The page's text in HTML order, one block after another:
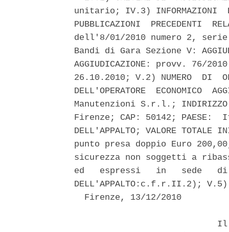
unitario; IV.3) INFORMAZIONI
PUBBLICAZIONI  PRECEDENTI
dell'8/01/2010 numero 2,
Bandi di Gara Sezione V:
AGGIUDICAZIONE: provv.
26.10.2010; V.2) NUMERO  DI
DELL'OPERATORE
Manutenzioni S.r.l.;
Firenze; CAP: 50142; PAESE:
DELL'APPALTO; VALORE TOTALE
punto presa doppio Euro
sicurezza non soggetti a
ed   espressi   in   sede   di
DELL'APPALTO:c.f.r.II.2); V.5)
  Firenze, 13/12/2010